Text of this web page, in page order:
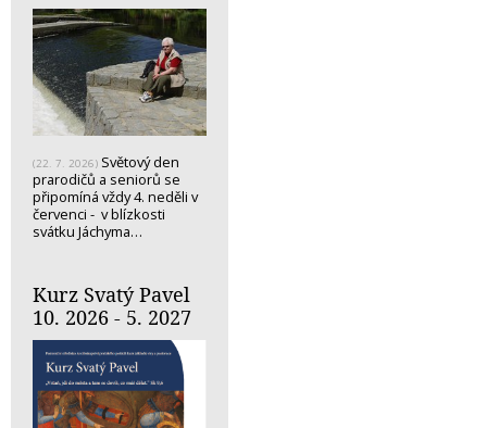
(22. 7. 2026) Světový den
prarodičů a seniorů se
připomíná vždy 4. neděli v
červenci - v blízkosti
svátku Jáchyma…
Kurz Svatý Pavel
10. 2026 - 5. 2027